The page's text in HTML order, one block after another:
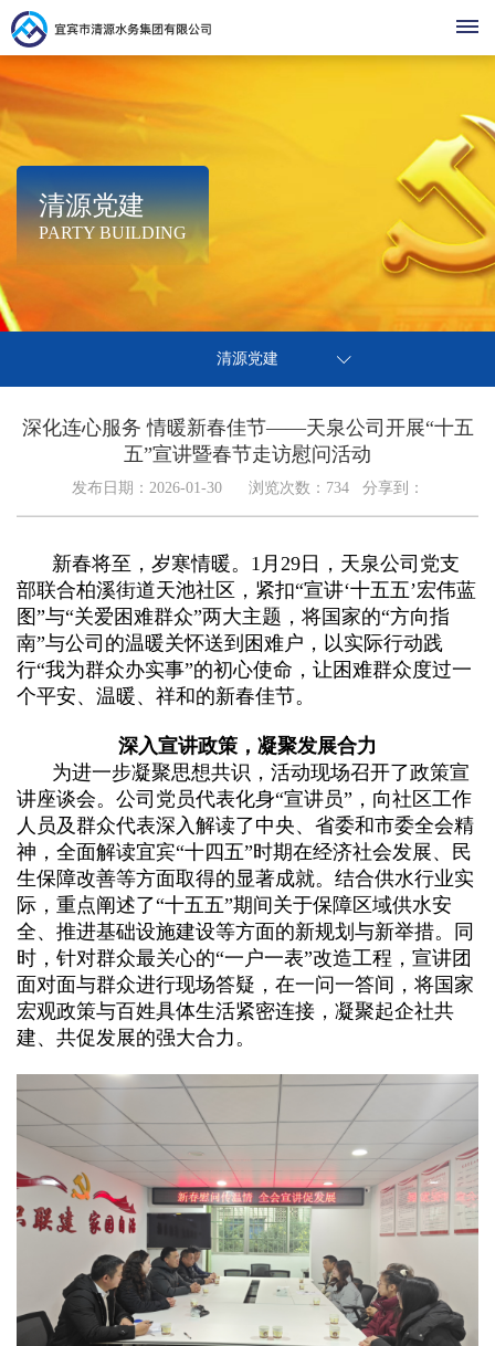
首
进
集
团
构
企
业
化
清
源
清
热
层
动
态
业
培
训
安
全
生
产
建
之
声
廉
洁
清
源
二
十
大
专
党
史
专
栏
营
环
境
指
业
办
理
网
上
务
办
理
流
程
视
频
公
示
公
停
水
公
水
质
公
告
政
策
法
规
各
类
公
示
服
务
通
知
信
访
举
报
营
业
厅
办
事
指
南
用
水
知
网
上
报
装
清源党建
PARTY BUILDING
清源党建
深化连心服务 情暖新春佳节——天泉公司开展“十五
五”宣讲暨春节走访慰问活动
发布日期：2026-01-30 浏览次数： 734 分享到：
新春将至，岁寒情暖。1月29日，天泉公司党支
部联合柏溪街道天池社区，紧扣“宣讲‘十五五’宏伟蓝
图”与“关爱困难群众”两大主题，将国家的“方向指
南”与公司的温暖关怀送到困难户，以实际行动践
行“我为群众办实事”的初心使命，让困难群众度过一
个平安、温暖、祥和的新春佳节。
深入宣讲政策，凝聚发展合力
为进一步凝聚思想共识，活动现场召开了政策宣
讲座谈会。公司党员代表化身“宣讲员”，向社区工作
人员及群众代表深入解读了中央、省委和市委全会精
神，全面解读宜宾“十四五”时期在经济社会发展、民
生保障改善等方面取得的显著成就。结合供水行业实
际，重点阐述了“十五五”期间关于保障区域供水安
全、推进基础设施建设等方面的新规划与新举措。同
时，针对群众最关心的“一户一表”改造工程，宣讲团
面对面与群众进行现场答疑，在一问一答间，将国家
宏观政策与百姓具体生活紧密连接，凝聚起企社共
建、共促发展的强大合力。